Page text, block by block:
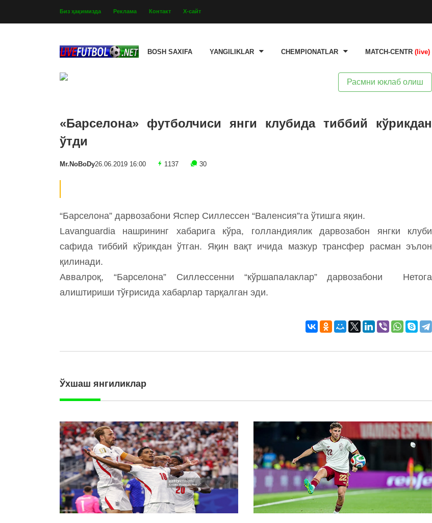
Биз ҳақимизда Реклама Контакт Х-сайт
BOSH SAXIFA YANGILIKLAR CHEMPIONATLAR MATCH-CENTR (live)
Расмни юклаб олиш
«Барселона» футболчиси янги клубида тиббий кўрикдан
ўтди
Mr.NoBoDy26.06.2019 16:00 1137 30
“Барселона” дарвозабони Яспер Силлессен “Валенсия”га ўтишга яқин.
Lavanguardia нашрининг хабарига кўра, голландиялик дарвозабон янгки клуби
сафида тиббий кўрикдан ўтган. Яқин вақт ичида мазкур трансфер расман эълон
қилинади.
Аввалроқ, “Барселона” Силлессенни “кўршапалаклар” дарвозабони Нетога
алиштириши тўғрисида хабарлар тарқалган эди.
Ўхшаш янгиликлар